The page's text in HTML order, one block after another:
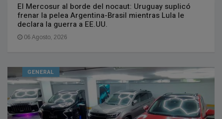
El Mercosur al borde del nocaut: Uruguay suplicó
frenar la pelea Argentina-Brasil mientras Lula le
declara la guerra a EE.UU.
06 Agosto, 2026
GENERAL